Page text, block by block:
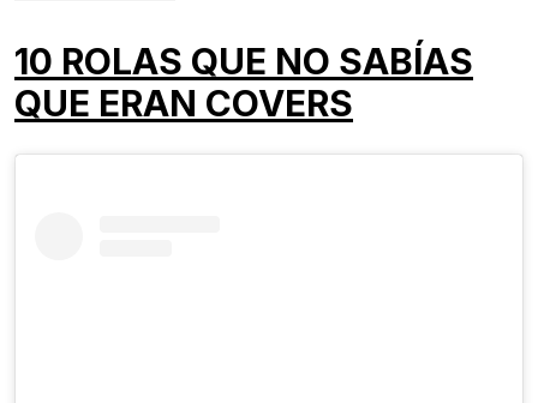
10 ROLAS QUE NO SABÍAS
QUE ERAN COVERS